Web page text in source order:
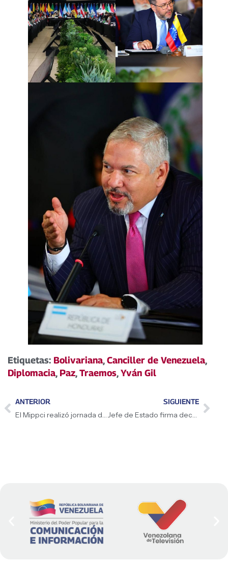
Etiquetas: Bolivariana,Canciller de Venezuela,
Diplomacia, Paz,Traemos,Yván Gil
ANTERIOR SIGUIENTE